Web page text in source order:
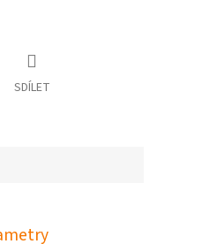
SDÍLET